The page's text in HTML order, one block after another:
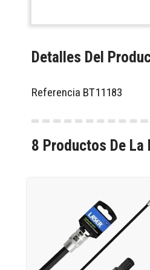
Detalles Del
Referencia BT11183
8 Productos De